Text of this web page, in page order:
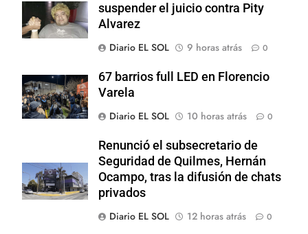
suspender el juicio contra Pity
Alvarez
Diario EL SOL
9 horas atrás 0
67 barrios full LED en Florencio
Varela
Diario EL SOL
10 horas atrás 0
Renunció el subsecretario de
Seguridad de Quilmes, Hernán
Ocampo, tras la difusión de chats
privados
Diario EL SOL
12 horas atrás 0